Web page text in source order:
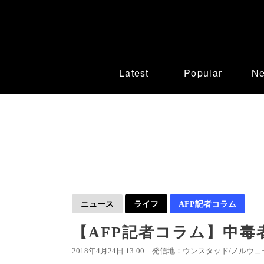
Latest Popular
ニュース ライフ AFP記者コラム
【AFP記者コラム】中毒
2018年4月24日 13:00 発信地：ウンスタッド/ノルウ